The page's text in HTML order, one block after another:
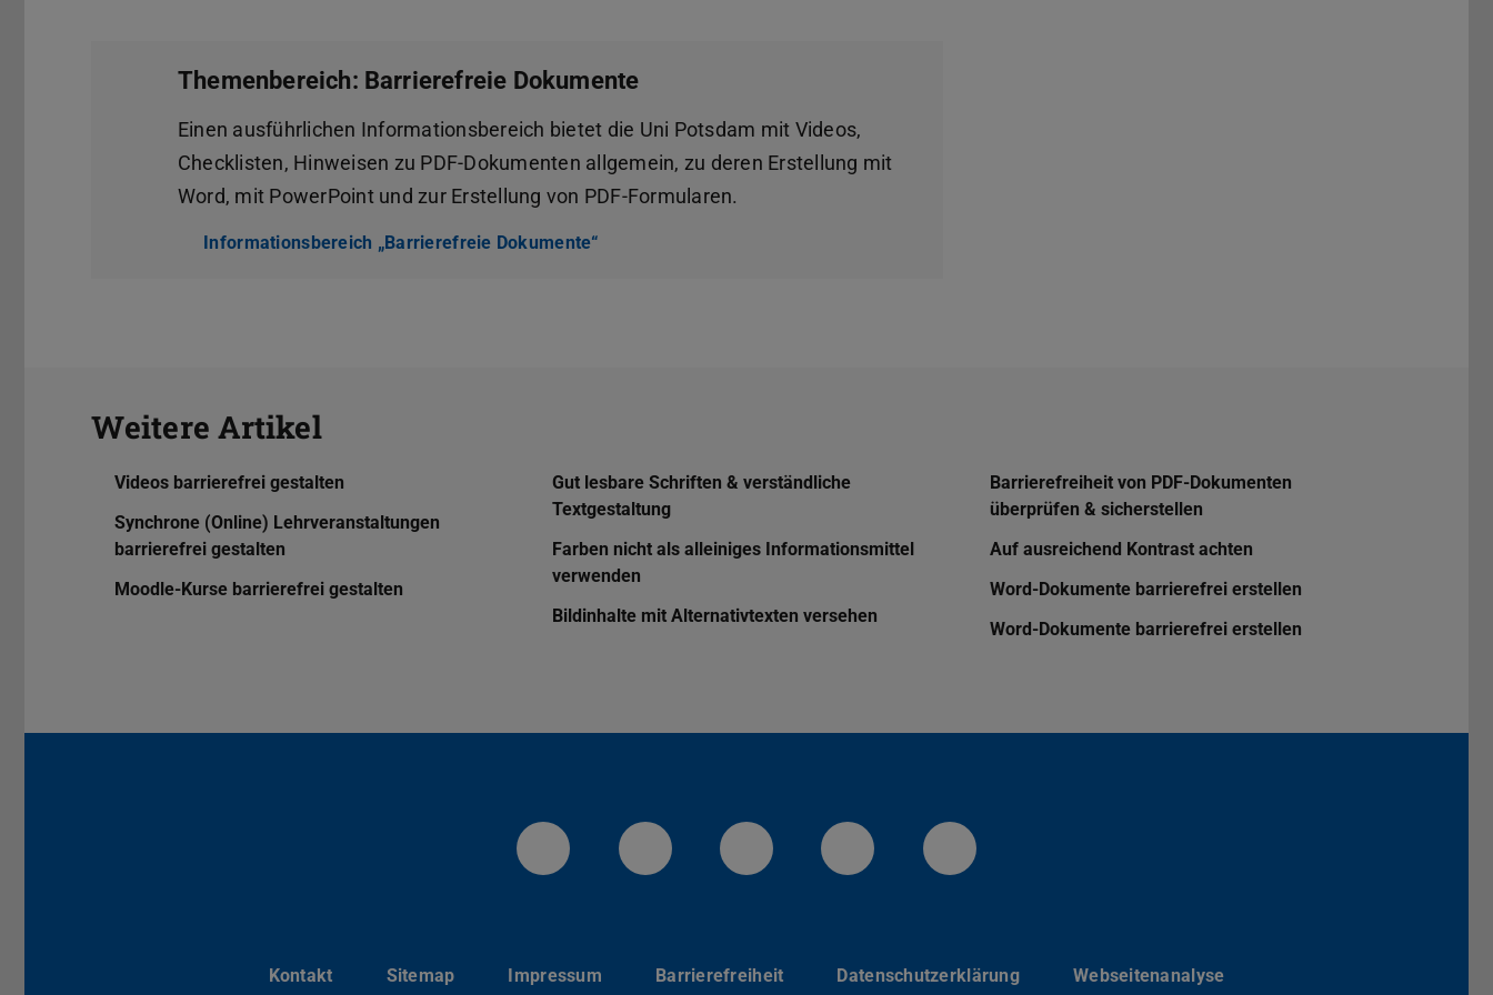
Themenbereich: Barrierefreie Dokumente
Einen ausführlichen Informationsbereich bietet die Uni Potsdam mit Videos,
Checklisten, Hinweisen zu PDF-Dokumenten allgemein, zu deren Erstellung mit
Word, mit PowerPoint und zur Erstellung von PDF-Formularen.
Informationsbereich „Barrierefreie Dokumente“
Weitere Artikel
Videos barrierefrei gestalten
Synchrone (Online) Lehrveranstaltungen
barrierefrei gestalten
Moodle-Kurse barrierefrei gestalten
Gut lesbare Schriften & verständliche
Textgestaltung
Farben nicht als alleiniges Informationsmittel
verwenden
Bildinhalte mit Alternativtexten versehen
Barrierefreiheit von PDF-Dokumenten
überprüfen & sicherstellen
Auf ausreichend Kontrast achten
Word-Dokumente barrierefrei erstellen
Word-Dokumente barrierefrei erstellen
LinkedIn-Seite der TU Darmstadt
Instagram-Kanal der TU Darmstadt
Bluesky-Kanal der TU Darmstadt
Facebook-Seite der TU Darmstadt
YouTube-Kanal der TU Darmstadt
Kontakt Sitemap Impressum Barrierefreiheit Datenschutzerklärung Webseitenanalyse